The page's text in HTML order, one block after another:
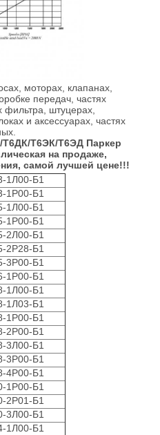
моторах, клапанах,
передач, частях
фильтра, штуцерах,
и аксессуарах, частях
Т6ДК/Т6ЭК/Т6ЭД Паркер
на продаже,
самой лучшей цене!!!
1Л00-Б1
1Р00-Б1
1Л00-Б1
1Р00-Б1
2Л00-Б1
2Р28-Б1
3Р00-Б1
1Р00-Б1
1Л00-Б1
1Л03-Б1
1Р00-Б1
2Р00-Б1
3Л00-Б1
3Р00-Б1
4Р00-Б1
1Р00-Б1
2Р01-Б1
3Л00-Б1
1Л00-Б1